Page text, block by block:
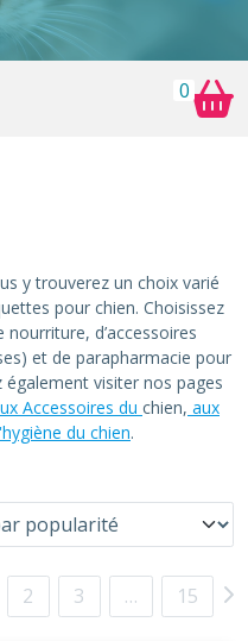
0
y trouverez un choix varié
pour chien. Choisissez
d’accessoires
et de parapharmacie pour
visiter nos pages
Accessoires du chien, aux
du chien.
2 3 … 15